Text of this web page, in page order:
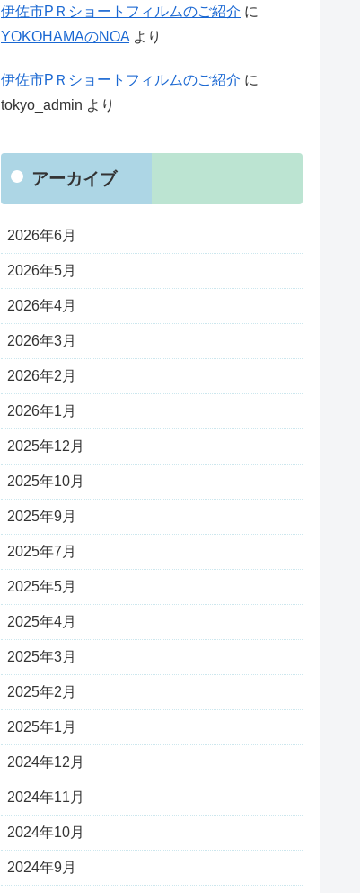
伊佐市PＲショートフィルムのご紹介 に
YOKOHAMAのNOA より
伊佐市PＲショートフィルムのご紹介 に
tokyo_admin より
アーカイブ
2026年6月
2026年5月
2026年4月
2026年3月
2026年2月
2026年1月
2025年12月
2025年10月
2025年9月
2025年7月
2025年5月
2025年4月
2025年3月
2025年2月
2025年1月
2024年12月
2024年11月
2024年10月
2024年9月